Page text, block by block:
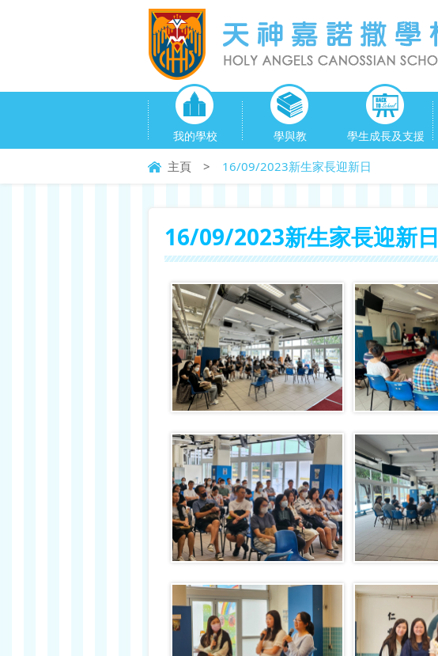
我的學校 學與教 學生成長及支援
主頁 > 16/09/2023新生家長迎新日
16/09/2023新生家長迎新日